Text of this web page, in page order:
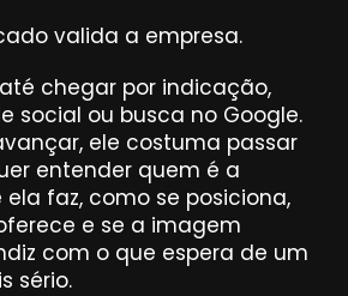
valida a empresa.
chegar por indicação,
social ou busca no Google.
ele costuma passar
entender quem é a
ela faz, como se posiciona,
e se a imagem
com o que espera de um
sério.